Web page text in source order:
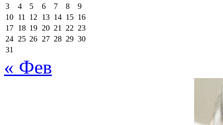
Ива:
25 сентября, 2013 в
Счастье само
3
4 5 6 7 8
9
10 11 12 13 14 15 16
17 18 19 20 21 22 23
24 25 26 27 28 29 30
31
« Фев